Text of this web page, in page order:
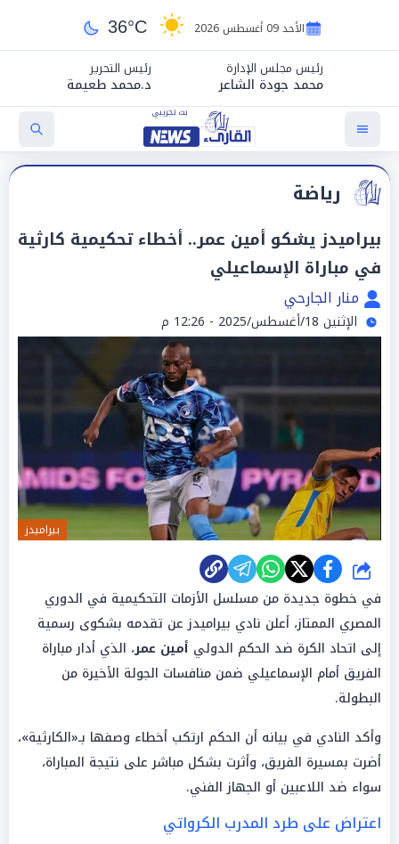
الأحد 09 أغسطس 2026 36°C
رئيس مجلس الإدارة
محمد جودة الشاعر
رئيس التحرير
د.محمد طعيمة
رياضة
بيراميدز يشكو أمين عمر.. أخطاء تحكيمية كارثية
في مباراة الإسماعيلي
منار الجارحي
الإثنين 18/أغسطس/2025 - 12:26 م
بيراميدز
شارك
في خطوة جديدة من مسلسل الأزمات التحكيمية في الدوري
المصري الممتاز، أعلن نادي بيراميدز عن تقدمه بشكوى رسمية
إلى اتحاد الكرة ضد الحكم الدولي أمين عمر، الذي أدار مباراة
الفريق أمام الإسماعيلي ضمن منافسات الجولة الأخيرة من
البطولة.
وأكد النادي في بيانه أن الحكم ارتكب أخطاء وصفها بـ«الكارثية»،
أضرت بمسيرة الفريق، وأثرت بشكل مباشر على نتيجة المباراة،
سواء ضد اللاعبين أو الجهاز الفني.
اعتراض على طرد المدرب الكرواتي